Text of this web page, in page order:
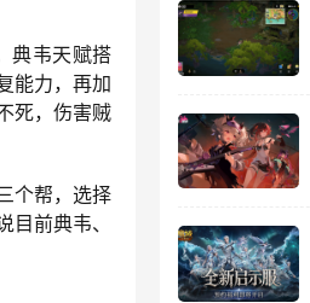
典韦天赋搭
能力，再加
死，伤害贼
个帮，选择
前典韦、